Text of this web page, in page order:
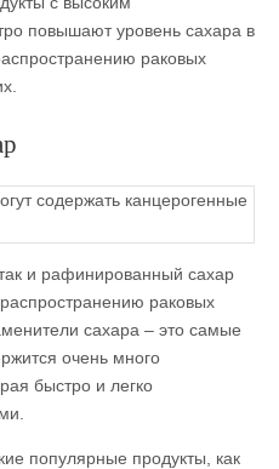
повышают уровень сахара в
раковых
и рафинированный сахар
распространению раковых
сахара – это самые
очень много
быстро и легко
популярные продукты, как